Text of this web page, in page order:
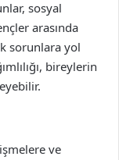
sosyal
arasında
sorunlara yol
bireylerin
ve